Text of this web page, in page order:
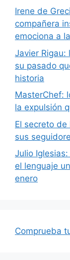
Irene de
compañera
emociona a
Javier Rigau:
su pasado
historia
MasterChef:
la expulsión
El secreto
sus
Julio
el lenguaje
enero
Comprueba